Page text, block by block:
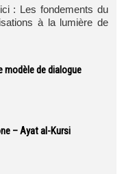
: Les fondements du
à la lumière de
modèle de dialogue
– Ayat al-Kursi